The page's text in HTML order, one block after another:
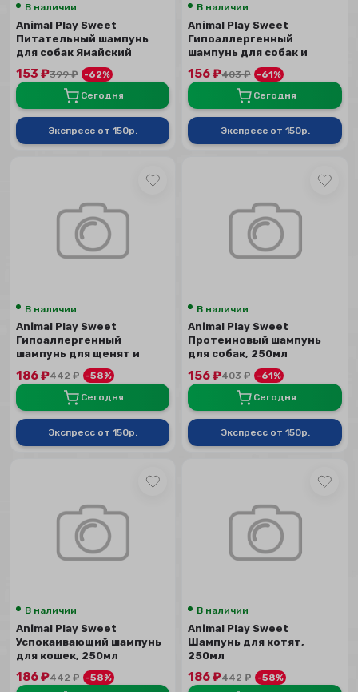
В наличии
Animal Play Sweet
Питательный шампунь
для собак Ямайский
кокос, 300 мл
153₽399₽
-62%
Сегодня
Экспресс от 150р.
В наличии
Animal Play Sweet
Гипоаллергенный
шампунь для собак и
кошек, 250мл
156₽403₽
-61%
Сегодня
Экспресс от 150р.
В наличии
Animal Play Sweet
Гипоаллергенный
шампунь для щенят и
котят, 250мл
186₽442₽
-58%
Сегодня
Экспресс от 150р.
В наличии
Animal Play Sweet
Протеиновый шампунь
для собак, 250мл
156₽403₽
-61%
Сегодня
Экспресс от 150р.
В наличии
Animal Play Sweet
Успокаивающий шампунь
для кошек, 250мл
186₽442₽
-58%
В наличии
Animal Play Sweet
Шампунь для котят,
250мл
186₽442₽
-58%